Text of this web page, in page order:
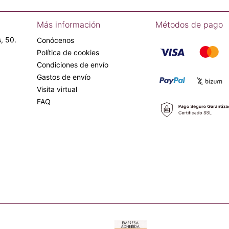
50.
Más información
Conócenos
Política de cookies
Condiciones de envío
Gastos de envío
Visita virtual
FAQ
Métodos de pago